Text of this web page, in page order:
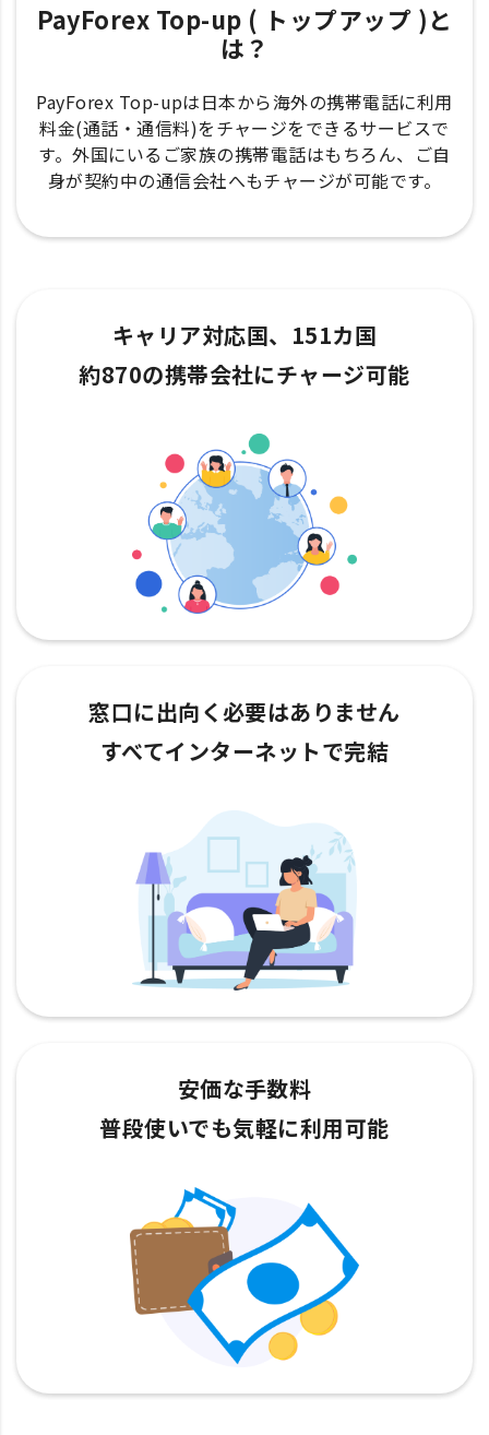
PayForex Top-up ( トップアップ )と
は？
PayForex Top-upは日本から海外の携帯電話に利用
料金(通話・通信料)をチャージをできるサービスで
す。外国にいるご家族の携帯電話はもちろん、ご自
身が契約中の通信会社へもチャージが可能です。
キャリア対応国、151カ国
約870の携帯会社にチャージ可能
窓口に出向く必要はありません
すべてインターネットで完結
安価な手数料
普段使いでも気軽に利用可能